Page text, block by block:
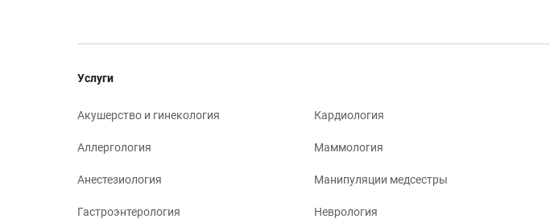
Услуги
Акушерство и гинекология
Аллергология
Анестезиология
Гастроэнтерология
Кардиология
Маммология
Манипуляции медсестры
Неврология